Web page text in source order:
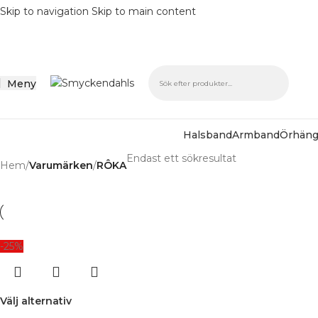
Skip to navigation Skip to main content
Meny
HalsbandArmband
Hem/Varumärken/RÔKA
Endast ett sökresultat
-25%
Välj alternativ